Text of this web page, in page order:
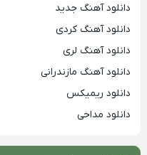
دانلود آهنگ جدید
دانلود آهنگ کردی
دانلود آهنگ لری
دانلود آهنگ مازندرانی
دانلود ریمیکس
دانلود مداحی